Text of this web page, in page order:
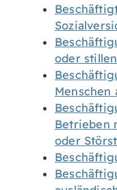
oder
Menschen
Betrieben
oder